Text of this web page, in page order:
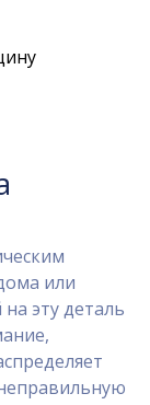
или
эту деталь